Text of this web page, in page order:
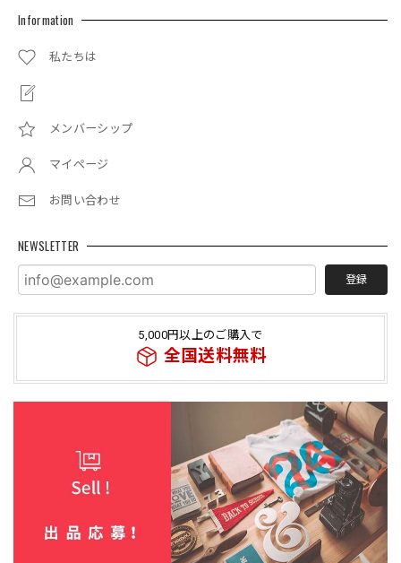
Information
私たちは
メンバーシップ
マイページ
お問い合わせ
NEWSLETTER
登録
5,000円以上のご購入で
全国送料無料